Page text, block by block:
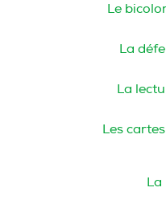
Le
La
La
Les
La